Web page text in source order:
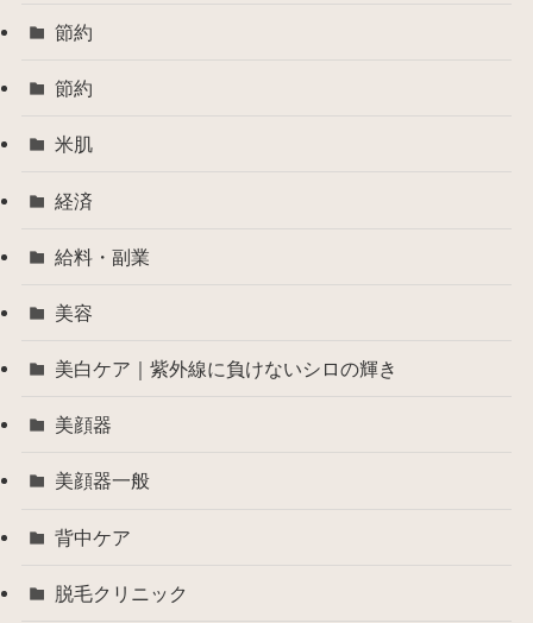
節約
節約
米肌
経済
給料・副業
美容
美白ケア｜紫外線に負けないシロの輝き
美顔器
美顔器一般
背中ケア
脱毛クリニック